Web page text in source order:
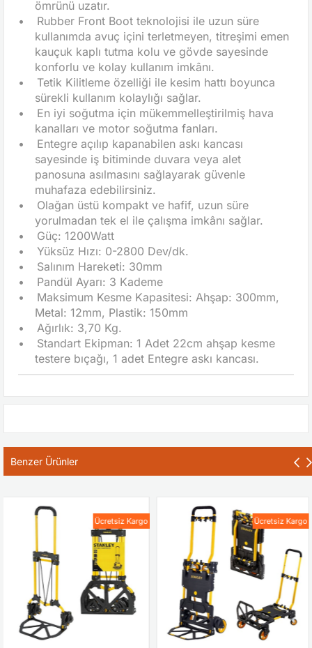
ömrünü uzatır.
•
Rubber Front Boot teknolojisi ile uzun süre
kullanımda avuç içini terletmeyen, titreşimi emen
kauçuk kaplı tutma kolu ve gövde sayesinde
konforlu ve kolay kullanım imkânı.
•
Tetik Kilitleme özelliği ile kesim hattı boyunca
sürekli kullanım kolaylığı sağlar.
•
En iyi soğutma için mükemmelleştirilmiş hava
kanalları ve motor soğutma fanları.
•
Entegre açılıp kapanabilen askı kancası
sayesinde iş bitiminde duvara veya alet
panosuna asılmasını sağlayarak güvenle
muhafaza edebilirsiniz.
•
Olağan üstü kompakt ve hafif, uzun süre
yorulmadan tek el ile çalışma imkânı sağlar.
•
Güç: 1200Watt
•
Yüksüz Hızı: 0-2800 Dev/dk.
•
Salınım Hareketi: 30mm
•
Pandül Ayarı: 3 Kademe
•
Maksimum Kesme Kapasitesi: Ahşap: 300mm,
Metal: 12mm, Plastik: 150mm
•
Ağırlık: 3,70 Kg.
•
Standart Ekipman: 1 Adet 22cm ahşap kesme
testere bıçağı, 1 adet Entegre askı kancası.
Benzer Ürünler
Ücretsiz Kargo Ücretsiz Kargo